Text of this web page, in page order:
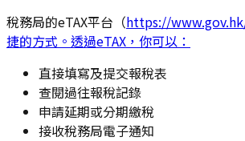
稅務局的eTAX平台（https://
捷的方式。透過eTAX，你可以：
直接填寫及提交報稅表
查閱過往報稅記錄
申請延期或分期繳稅
接收稅務局電子通知